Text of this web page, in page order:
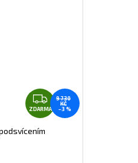
Z
D
ZDARMA
9 730
KČ
–3 %